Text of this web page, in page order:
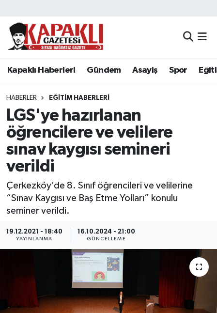
Kapaklı Haberleri Gündem Asayiş Spor
HABERLER EĞITIM HABERLERI
LGS'ye hazırlanan
öğrencilere ve velilere
sınav kaygısı semineri
verildi
Çerkezköy’de 8. Sınıf öğrencileri ve velilerine
“Sınav Kaygısı ve Baş Etme Yolları” konulu
seminer verildi.
19.12.2021 - 18:40
YAYINLANMA
16.10.2024 - 21:00
GÜNCELLEME
Kapaklı Haberleri
Asayiş
Spor
Eğitim
Siyaset
Resmi Reklamlar
Tekirdağ
Ekonomi
Teknoloji
Yaşam
Tekirdağ Nöbetçi Eczaneler
Tekirdağ Namaz Vakitleri
Tekirdağ Trafik Yoğunluk Haritası
Süper Lig Puan Durumu ve Fikstür
Tüm Manşetler
Son Dakika Haberleri
Haber Arşivi